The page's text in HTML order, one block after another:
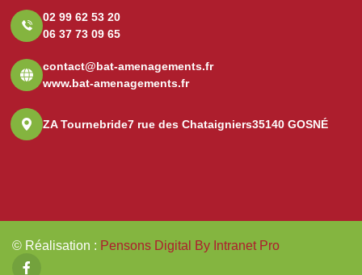
02 99 62 53 20
06 37 73 09 65
contact@bat-amenagements.fr
www.bat-amenagements.fr
ZA Tournebride7 rue des Chataigniers35140 GOSNÉ
© Réalisation : Pensons Digital By Intranet Pro